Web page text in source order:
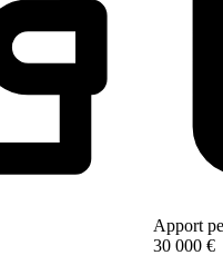
Apport
30 000 €